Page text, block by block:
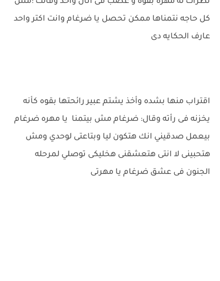
كل حاجه نتمناها ممكن تحصل يا ضرغام وانت اكتر واحد
عارف الحكايه دى
اقتراب منها بشده وأخذ يشتم عبير رائحتها بقوه كأنه
يخزنه فى رأته وقال: ضرغام مش بيتمنا يا مهره ضرغام
بيعمل صدقيني انك هتكون ليا وبتاعتى لوحدي ومش
هتحبينى لا انتى هتعشقنى هخليكى توصلي لمرحله
الجنون فى عشق ضرغام يا مهرتى